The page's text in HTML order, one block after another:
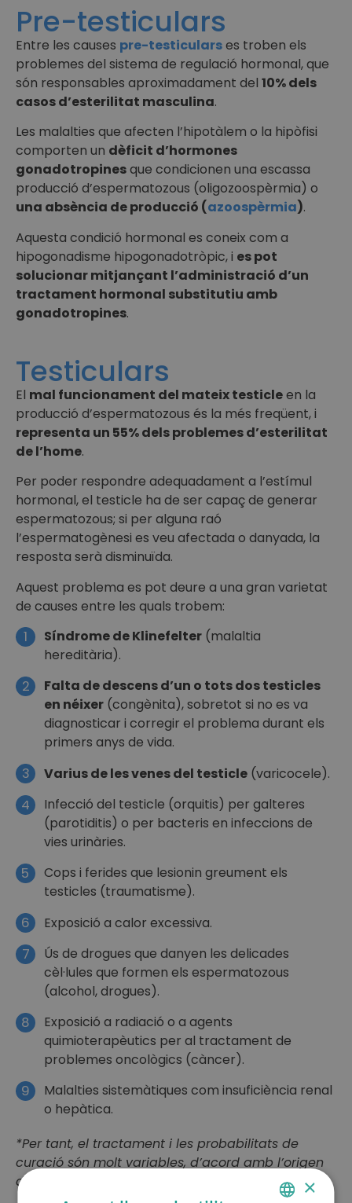
Pre-testiculars
Entre les causes pre-testicularses troben els
problemes del sistema de regulació hormonal, que
són responsables aproximadament del 10% dels
casos d’esterilitat masculina.
Les malalties que afecten l’hipotàlem o la hipòfisi
comporten un dèficit d’hormones
gonadotropinesque condicionen una escassa
producció d’espermatozous (oligozoospèrmia) o
una absència de producció (azoospèrmia).
Aquesta condició hormonal es coneix com a
hipogonadisme hipogonadotròpic, i es pot
solucionar mitjançant l’administració d’un
tractament hormonal substitutiu amb
gonadotropines.
Testiculars
El mal funcionament del mateix testicleen la
producció d’espermatozous és la més freqüent, i
representa un 55% dels problemes d’esterilitat
de l’home.
Per poder respondre adequadament a l’estímul
hormonal, el testicle ha de ser capaç de generar
espermatozous; si per alguna raó
l’espermatogènesi es veu afectada o danyada, la
resposta serà disminuïda.
Aquest problema es pot deure a una gran varietat
de causes entre les quals trobem:
1 Síndrome de Klinefelter (malaltia
hereditària).
2
Falta de descens d’un o tots dos testicles
en néixer (congènita), sobretot si no es va
diagnosticar i corregir el problema durant els
primers anys de vida.
3 Varius de les venes del testicle (varicocele).
4
Infecció del testicle (orquitis) per galteres
(parotiditis) o per bacteris en infeccions de
vies urinàries.
5
Cops i ferides que lesionin greument els
testicles (traumatisme).
6 Exposició a calor excessiva.
7
Ús de drogues que danyen les delicades
cèl·lules que formen els espermatozous
(alcohol, drogues).
8
Exposició a radiació o a agents
quimioterapèutics per al tractament de
problemes oncològics (càncer).
9
Malalties sistemàtiques com insuficiència renal
o hepàtica.
*Per tant, el tractament i les probabilitats de
curació són molt variables, d’acord amb l’origen
del problema.
×